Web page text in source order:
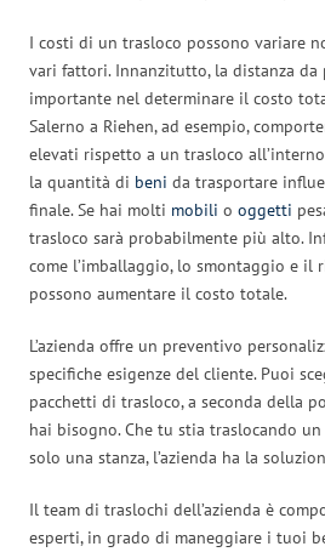
I costi di un trasloco possono variare
vari fattori. Innanzitutto, la distanza da
importante nel determinare il costo
Salerno a Riehen, ad esempio,
elevati rispetto a un trasloco
la quantità di beni da trasportare
finale. Se hai molti mobili o oggetti
trasloco sarà probabilmente più alto.
come l’imballaggio, lo smontaggio e il
possono aumentare il costo totale.
L’azienda offre un preventivo
specifiche esigenze del cliente. Puoi
pacchetti di trasloco, a seconda della
hai bisogno. Che tu stia traslocando
solo una stanza, l’azienda ha la
Il team di traslochi dell’azienda è
esperti, in grado di maneggiare i tuoi